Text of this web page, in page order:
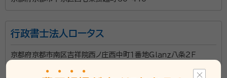
行政書士法人ロータス
京都府京都市南区吉祥院西ノ庄西中町１番地Ｇｌａｎｚ八条２Ｆ